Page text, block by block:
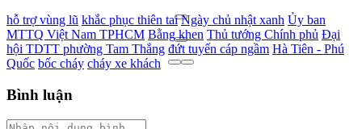
hỗ trợ vùng lũ khắc phục thiên tai Ngày chủ nhật xanh Ủy ban
MTTQ Việt Nam TPHCM Bằng khen Thủ tướng Chính phủ Đại
hội TDTT phường Tam Thắng đứt tuyến cáp ngầm Hà Tiên - Phú
Quốc bốc cháy cháy xe khách
Bình luận